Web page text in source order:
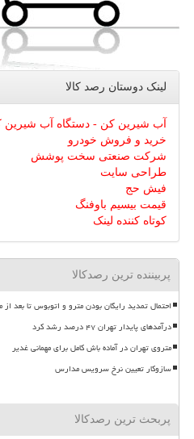
لینک دوستان رصد كالا
آب شیرین کن - دستگاه آب شیرین
خرید و فروش خودرو
شرکت صنعتی سخت پوشش
طراحی سایت
فیش حج
قیمت بیسیم باوفنگ
کوتاه کننده لینک
پربیننده ترین رصدکالا
احتمال تمدید رایگان بودن مترو و اتوبوس تا بعد
درآمدهای پایدار تهران ۴۷ درصد رشد کرد
متروی تهران در آماده باش کامل برای مهمانی غدیر
سازوکار تعیین نرخ سرویس مدارس
پربحث ترین رصدکالا